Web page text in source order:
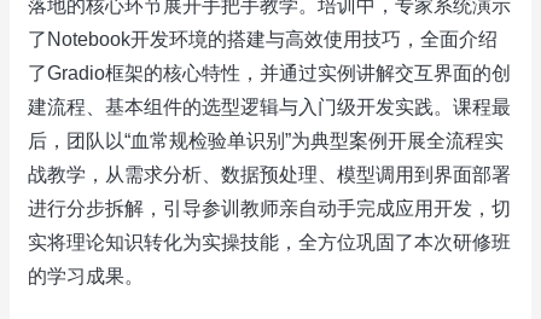
落地的核心环节展开手把手教学。培训中，专家系统演示
了Notebook开发环境的搭建与高效使用技巧，全面介绍
了Gradio框架的核心特性，并通过实例讲解交互界面的创
建流程、基本组件的选型逻辑与入门级开发实践。课程最
后，团队以“血常规检验单识别”为典型案例开展全流程实
战教学，从需求分析、数据预处理、模型调用到界面部署
进行分步拆解，引导参训教师亲自动手完成应用开发，切
实将理论知识转化为实操技能，全方位巩固了本次研修班
的学习成果。